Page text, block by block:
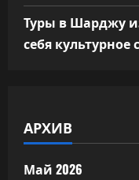
Туры в Шарджу
себя культурное
АРХИВ
Май 2026